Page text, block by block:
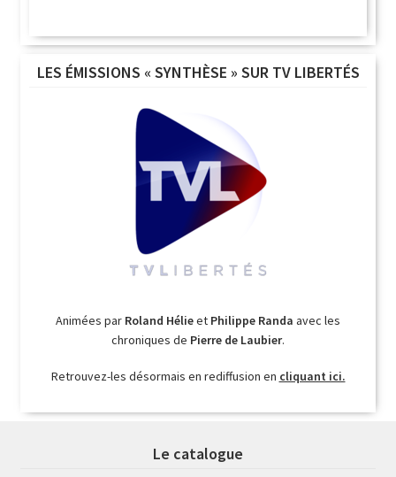
LES ÉMISSIONS « SYNTHÈSE » SUR TV LIBERTÉS
Animées par Roland Hélieet Philippe Randa avec les
chroniques de Pierre de Laubier.
Retrouvez-les désormais en rediffusion en cliquant ici.
Le catalogue